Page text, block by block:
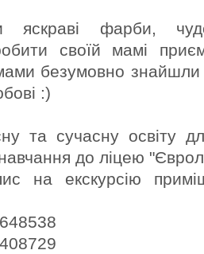
яскраві фарби,
своїй мамі
безумовно знайшли
:)
та сучасну освіту
до ліцею
на екскурсію